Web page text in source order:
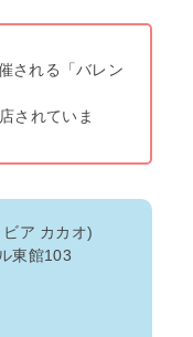
される「バレン
されていま
ア カカオ)
東館103